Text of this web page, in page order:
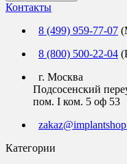
Контакты
8 (499) 959-77-07
8 (800) 500-22-04
г. Москва
Подсосенский
пом. I ком. 5 оф 53
Категории